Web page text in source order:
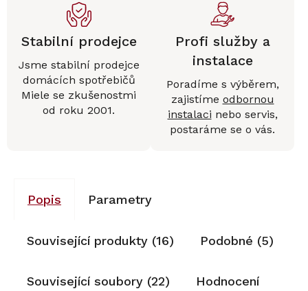
Stabilní prodejce
Jsme stabilní prodejce
domácích spotřebičů
Miele se zkušenostmi
od roku 2001.
Profi služby a
instalace
Poradíme s výběrem,
zajistíme odbornou
instalaci nebo servis,
postaráme se o vás.
Popis Parametry
Související produkty (16) Podobné (5)
Související soubory (22) Hodnocení